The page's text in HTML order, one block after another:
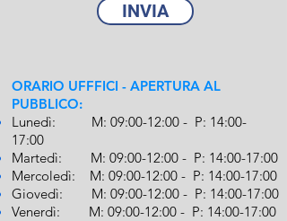
INVIA
ORARIO UFFFICI - APERTURA AL
PUBBLICO:
Lunedì: M: 09:00-12:00 - P: 14:00-
17:00
Martedì: M: 09:00-12:00 - P: 14:00-17:00
Mercoledì: M: 09:00-12:00 - P: 14:00-17:00
Giovedì: M: 09:00-12:00 - P: 14:00-17:00
Venerdì: M: 09:00-12:00 - P: 14:00-17:00